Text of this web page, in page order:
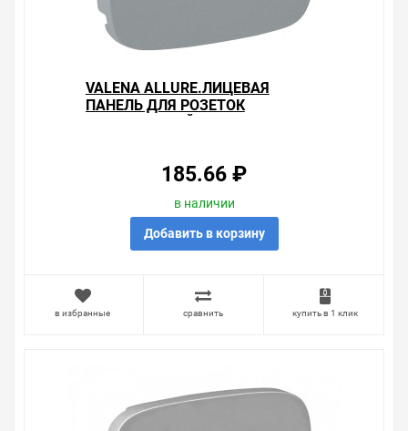
VALENA ALLURE.ЛИЦЕВАЯ
ПАНЕЛЬ ДЛЯ РОЗЕТОК
185.66 ₽
в наличии
Добавить в корзину
в избранные сравнить купить в 1 клик